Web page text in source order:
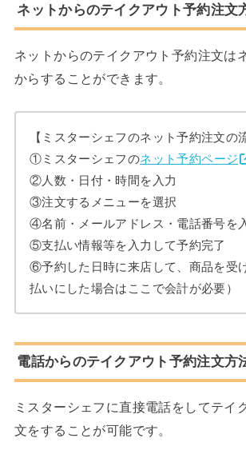
ネットからのテイクアウト予約注文
ネットからのテイクアウト予約注文は
からすることができます。
【ミスターシェフのネット予約注文の
①ミスターシェフのネット予約ページ
②人数・日付・時間を入力
③注文するメニューを選択
④名前・メールアドレス・電話番号を
⑤支払い情報等を入力して予約完了
⑥予約した日時に来店して、商品を受
払いにした場合はここで会計が必要）
電話からのテイクアウト予約注文方
ミスターシェフに直接電話をしてテイ
文をすることが可能です。